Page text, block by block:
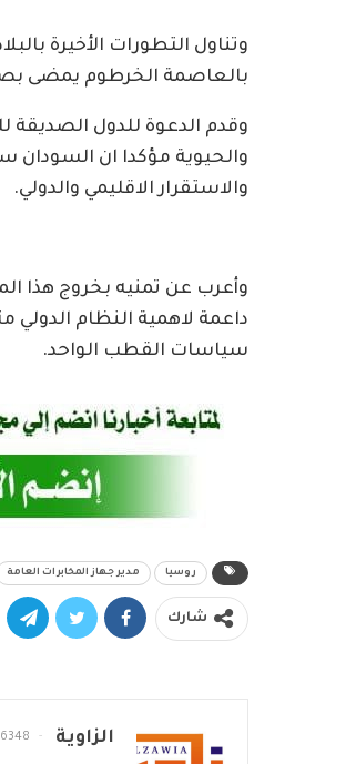
وتناول التطورات الأخيرة
بالعاصمة الخرطوم يمضى
وقدم الدعوة للدول الصديقة
والحيوية مؤكدا ان
والاستقرار الاقليمي والدولي.
وأعرب عن تمنيه بخروج هذا
داعمة لاهمية النظام
سياسات القطب الواحد.
روسيا مدير جهاز المخابرات العامة
شارك
الزاوية 16348